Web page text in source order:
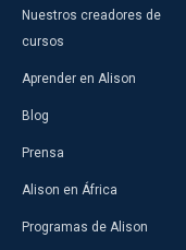
Nuestros creadores de
cursos
Aprender en Alison
Blog
Prensa
Alison en África
Programas de Alison